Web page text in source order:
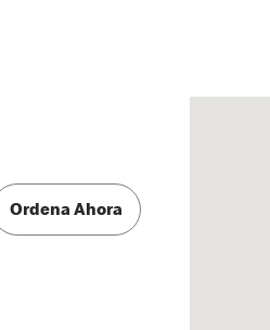
Ordena Ahora